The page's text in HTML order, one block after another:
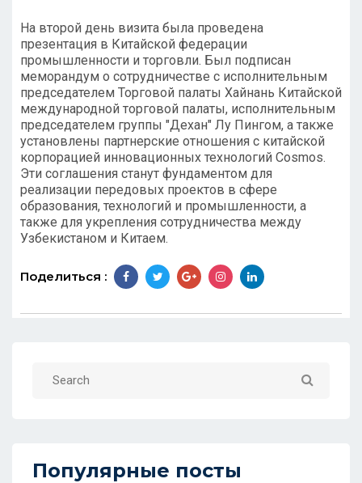
На второй день визита была проведена
презентация в Китайской федерации
промышленности и торговли. Был подписан
меморандум о сотрудничестве с исполнительным
председателем Торговой палаты Хайнань Китайской
международной торговой палаты, исполнительным
председателем группы "Дехан" Лу Пингом, а также
установлены партнерские отношения с китайской
корпорацией инновационных технологий Cosmos.
Эти соглашения станут фундаментом для
реализации передовых проектов в сфере
образования, технологий и промышленности, а
также для укрепления сотрудничества между
Узбекистаном и Китаем.
Поделиться :
Популярные посты